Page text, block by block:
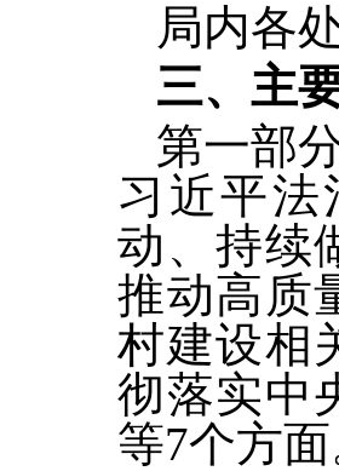
局内各
三、主
第一部
习近平法
动、持续
推动高质
村建设相
彻落实中
等7个方